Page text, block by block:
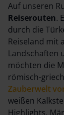
Auf unseren
Reiserouten.
durch die
Reiseland mit
Landschaften
möchten die
römisch-
Zauberwelt
weißen
Highlights.